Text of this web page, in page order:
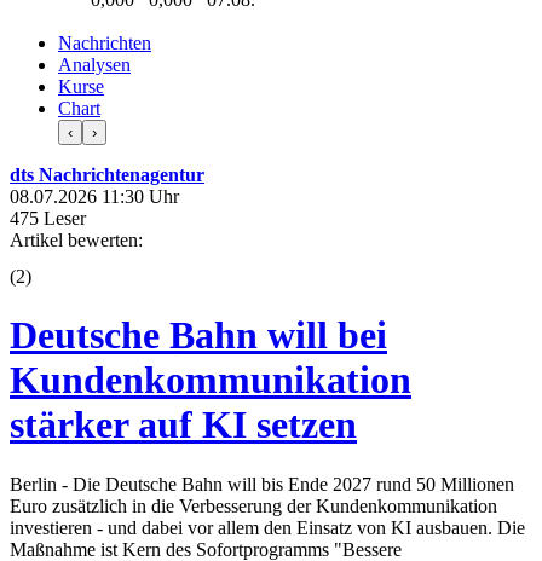
Nachrichten
Analysen
Kurse
Chart
‹ ›
dts Nachrichtenagentur
08.07.2026 11:30 Uhr
475 Leser
Artikel bewerten:
(2)
Deutsche Bahn will bei
Kundenkommunikation
stärker auf KI setzen
Berlin - Die Deutsche Bahn will bis Ende 2027 rund 50 Millionen
Euro zusätzlich in die Verbesserung der Kundenkommunikation
investieren - und dabei vor allem den Einsatz von KI ausbauen. Die
Maßnahme ist Kern des Sofortprogramms "Bessere